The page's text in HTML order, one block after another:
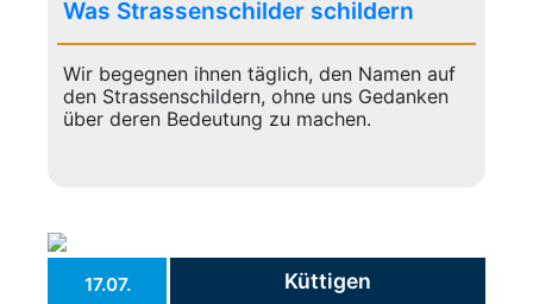
Was Strassenschilder schildern
Wir begegnen ihnen täglich, den Namen auf
den Strassenschildern, ohne uns Gedanken
über deren Bedeutung zu machen.
17.07. Küttigen